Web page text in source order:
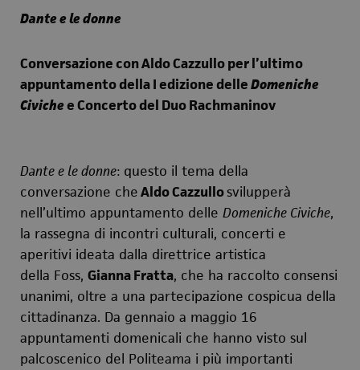
Dante e le donne
Conversazione conAldo Cazzulloperl’ultimo
appuntamento della I edizione delleDomeniche
CivicheeConcertodel Duo Rachmaninov
Dante e le donne: questo il tema della
conversazione cheAldo Cazzullosvilupperà
nell’ultimo appuntamento delle Domeniche Civiche,
la rassegna di incontri culturali, concerti e
aperitivi ideata dalla direttrice artistica
della Foss, Gianna Fratta, che ha raccolto consensi
unanimi, oltre a una partecipazione cospicua della
cittadinanza. Da gennaio a maggio 16
appuntamenti domenicali che hanno visto sul
palcoscenico del Politeama i più importanti